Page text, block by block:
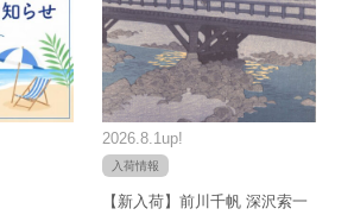
2026.8.1up!
入荷情報
【新入荷】前川千帆 深沢索一